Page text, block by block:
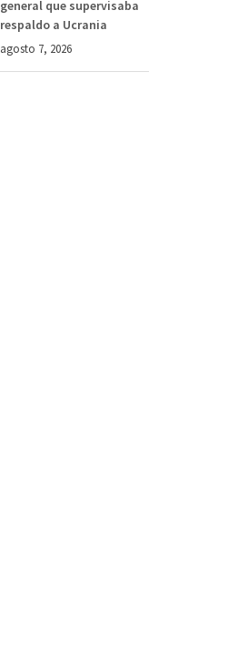
general que supervisaba
respaldo a Ucrania
agosto 7, 2026